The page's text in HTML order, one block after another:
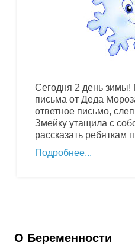
Сегодня 2 день зимы!
письма от Деда
ответное письмо,
Змейку утащила с
рассказать ребяткам
Подробнее
О Беременности